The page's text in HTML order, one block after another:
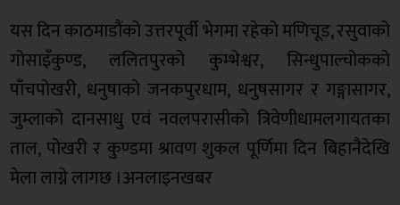
यस दिन काठमाडौंको उत्तरपूर्वी भेगमा रहेको मणिचूड, रसुवाको
गोसाइँकुण्ड, ललितपुरको कुम्भेश्वर, सिन्धुपाल्चोकको
पाँचपोखरी, धनुषाको जनकपुरधाम, धनुषसागर र गङ्गासागर,
जुम्लाको दानसाधु एवं नवलपरासीको त्रिवेणीधामलगायतका
ताल, पोखरी र कुण्डमा श्रावण शुकल पूर्णिमा दिन बिहानैदेखि
मेला लाग्ने लागछ ।अनलाइनखबर